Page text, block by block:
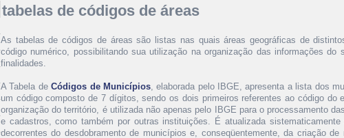
tabelas de códigos de áreas
As tabelas de códigos de áreas são listas nas quais áreas geográficas de
código numérico, possibilitando sua utilização na organização das informações do
finalidades.
A Tabela deCódigos de Municípios, elaborada pelo IBGE, apresenta a lista dos
um código composto de 7 dígitos, sendo os dois primeiros referentes ao código do
organização do território, é utilizada não apenas pelo IBGE para o processamento
e cadastros, como também por outras instituições. É atualizada
decorrentes do desdobramento de municípios e, conseqüentemente, da criação